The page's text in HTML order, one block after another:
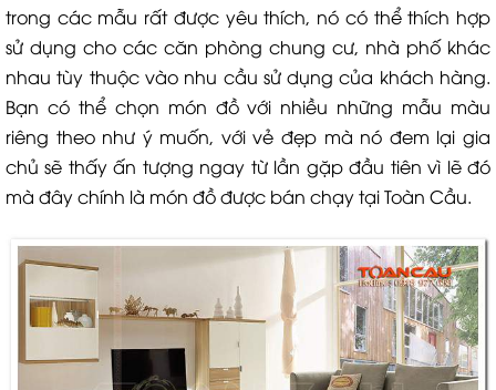
trong các mẫu rất được yêu thích, nó có thể thích hợp
sử dụng cho các căn phòng chung cư, nhà phố khác
nhau tùy thuộc vào nhu cầu sử dụng của khách hàng.
Bạn có thể chọn món đồ với nhiều những mẫu màu
riêng theo như ý muốn, với vẻ đẹp mà nó đem lại gia
chủ sẽ thấy ấn tượng ngay từ lần gặp đầu tiên vì lẽ đó
mà đây chính là món đồ được bán chạy tại Toàn Cầu.